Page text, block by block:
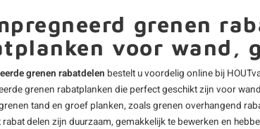
Grenen plank - fijnbezaagd
Grenen terrasplanken
Alle grenenhout planken
Grenen latten
Grenen lat - geïmpregneerd
grenen
voor wand,
grenen rabatdelen bestelt u voordelig online bij
grenen rabatplanken die perfect geschikt zijn voor
tand en groef planken, zoals grenen overhangend
rabat delen zijn duurzaam, gemakkelijk te bewerken en